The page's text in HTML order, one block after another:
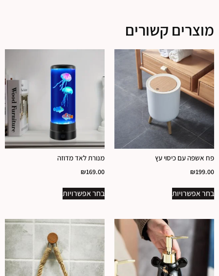
מוצרים קשורים
פח אשפה עם כיסוי עץ
₪199.00
בחר אפשרויות
מנורת לאד מדוזה
₪169.00
בחר אפשרויות